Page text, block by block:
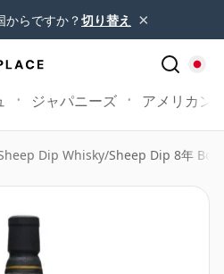
からですか？切り替え ×
ジャパニーズ アメリカン
Dip Whisky/Sheep Dip 8年